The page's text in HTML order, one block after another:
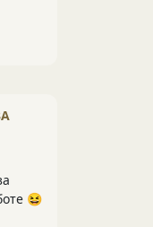
😆